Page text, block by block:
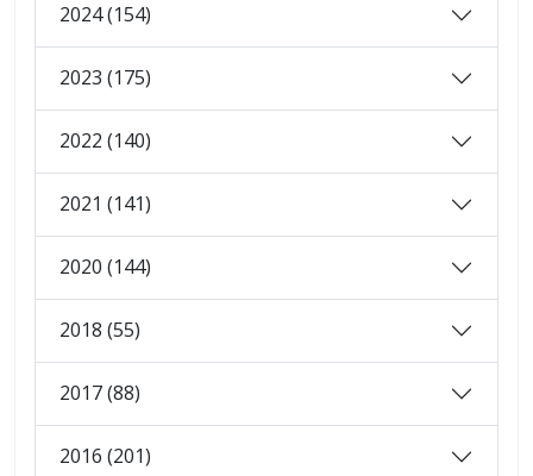
2024 (154)
2023 (175)
2022 (140)
2021 (141)
2020 (144)
2018 (55)
2017 (88)
2016 (201)